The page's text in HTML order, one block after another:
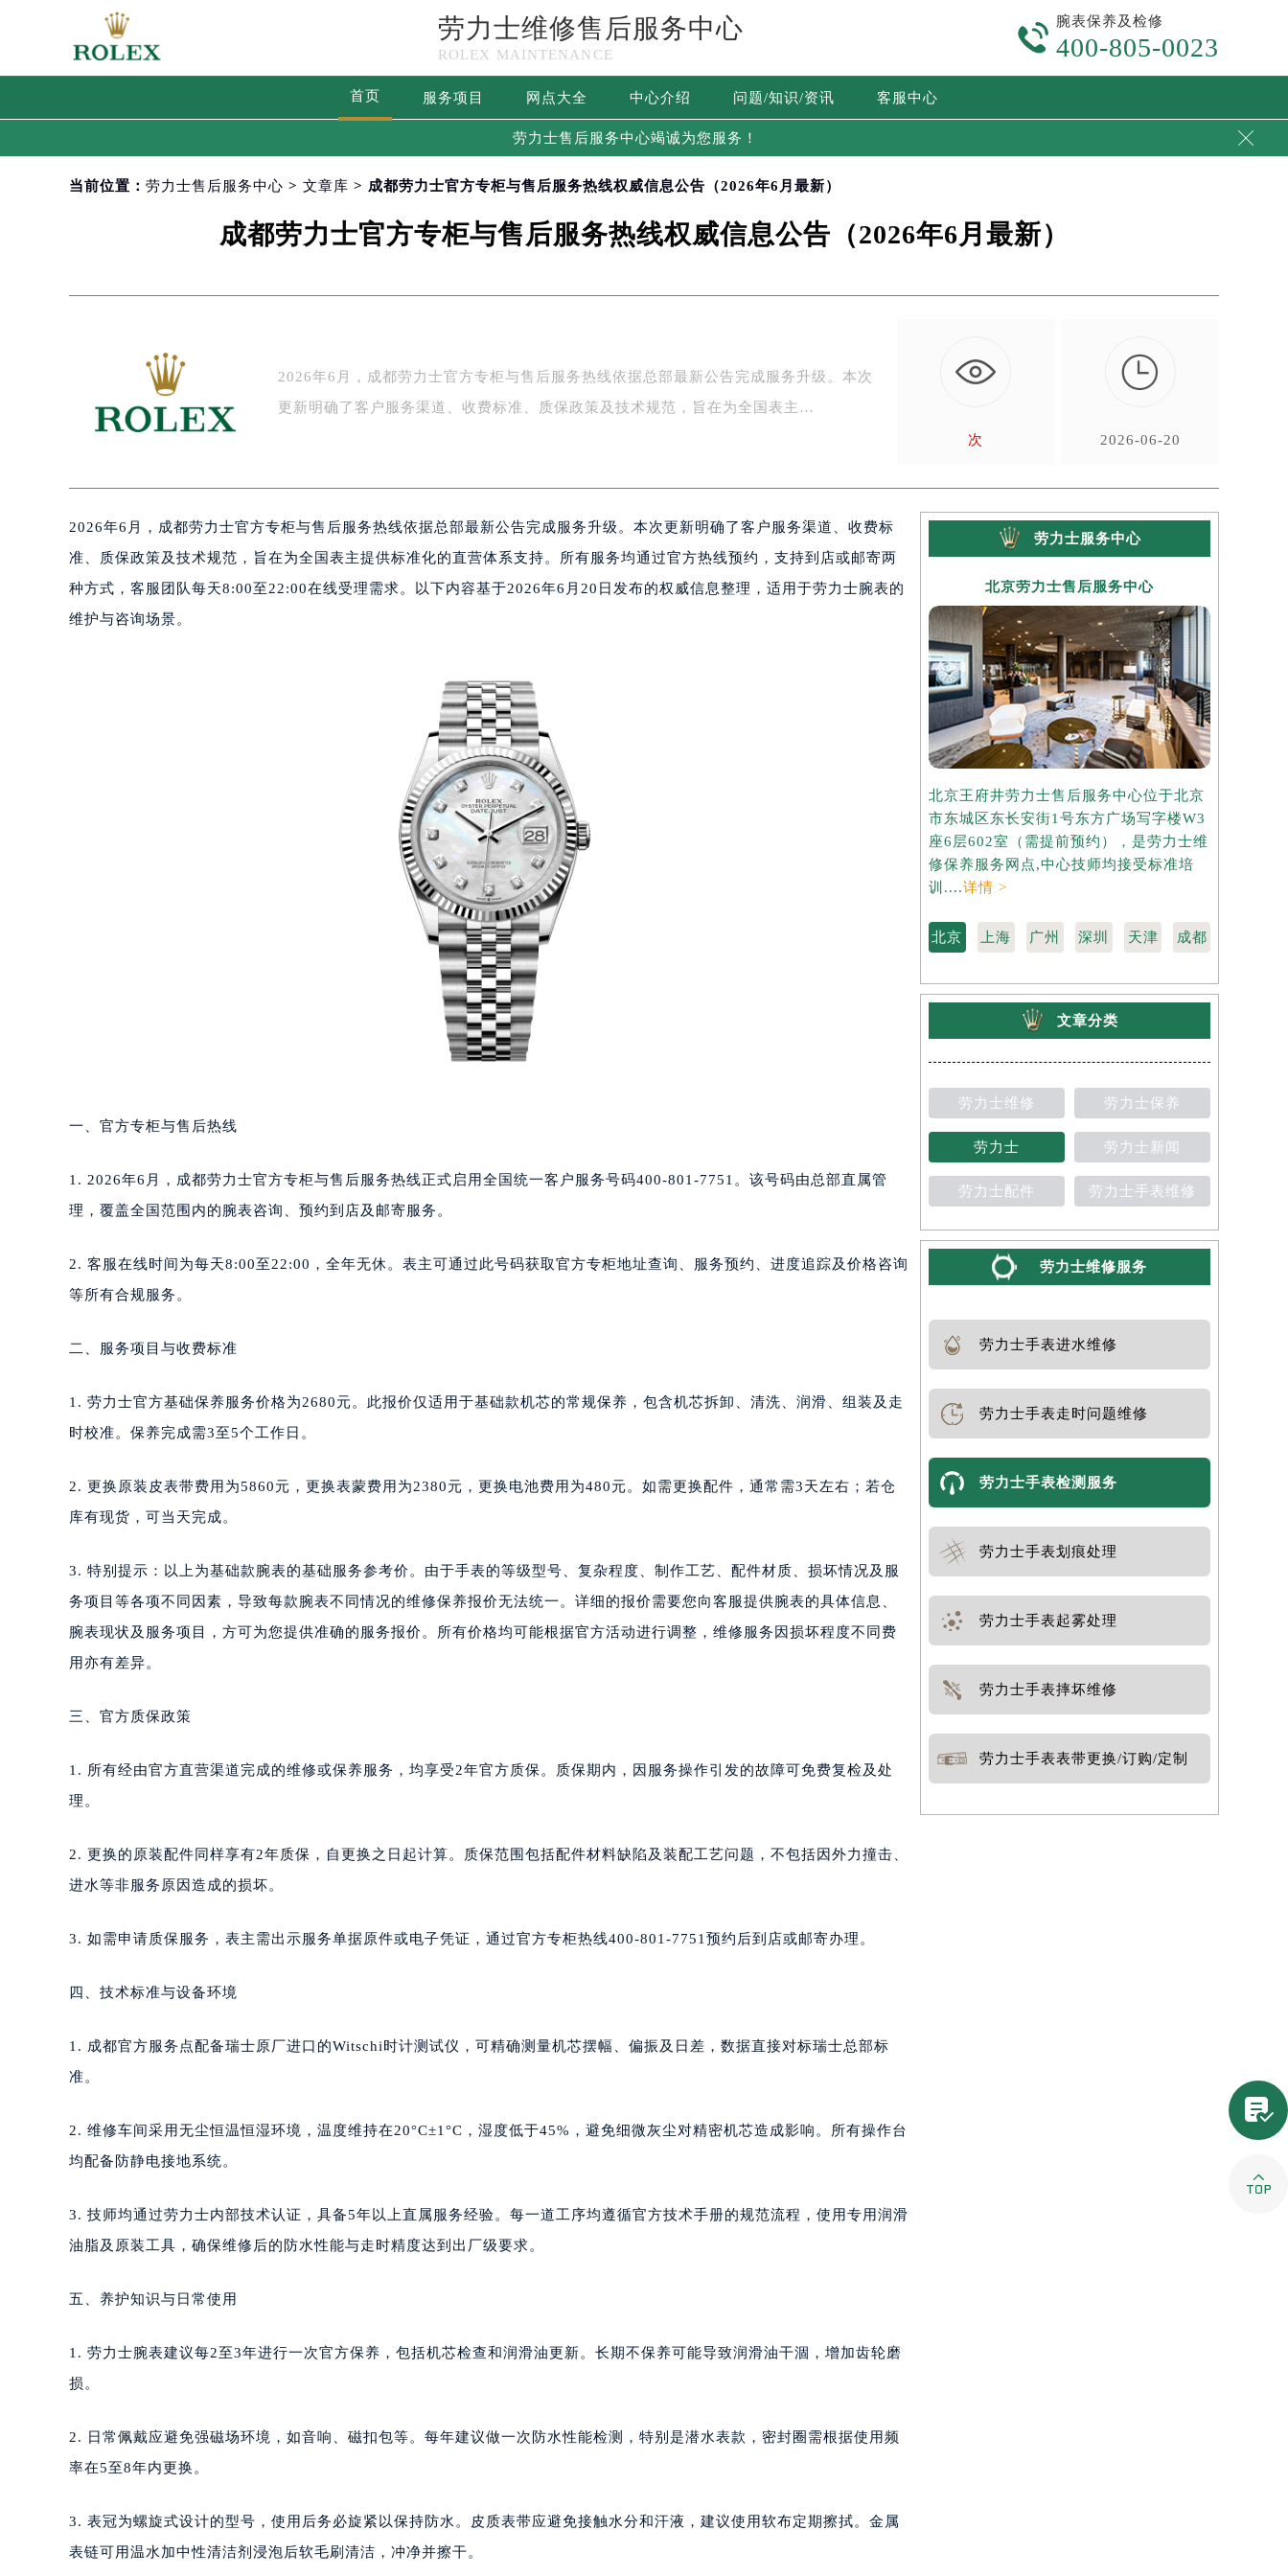
劳力士维修售后服务中心
ROLEX MAINTENANCE

腕表保养及检修
400-805-0023
首页 服务项目 网点大全 中心介绍 问题/知识/资讯 客服中心
劳力士售后服务中心竭诚为您服务！ 
当前位置： 劳力士售后服务中心 > 文章库 > 成都劳力士官方专柜与售后服务热线权威信息公告（2026年6月最新）
成都劳力士官方专柜与售后服务热线权威信息公告（2026年6月最新）
2026年6月，成都劳力士官方专柜与售后服务热线依据总部最新公告完成服务升级。本次
更新明确了客户服务渠道、收费标准、质保政策及技术规范，旨在为全国表主…
次

2026-06-20
2026年6月，成都劳力士官方专柜与售后服务热线依据总部最新公告完成服务升级。本次更新明确了客户服务渠道、收费标
准、质保政策及技术规范，旨在为全国表主提供标准化的直营体系支持。所有服务均通过官方热线预约，支持到店或邮寄两
种方式，客服团队每天8:00至22:00在线受理需求。以下内容基于2026年6月20日发布的权威信息整理，适用于劳力士腕表的
维护与咨询场景。
一、官方专柜与售后热线
1. 2026年6月，成都劳力士官方专柜与售后服务热线正式启用全国统一客户服务号码400-801-7751。该号码由总部直属管
理，覆盖全国范围内的腕表咨询、预约到店及邮寄服务。
2. 客服在线时间为每天8:00至22:00，全年无休。表主可通过此号码获取官方专柜地址查询、服务预约、进度追踪及价格咨询
等所有合规服务。
二、服务项目与收费标准
1. 劳力士官方基础保养服务价格为2680元。此报价仅适用于基础款机芯的常规保养，包含机芯拆卸、清洗、润滑、组装及走
时校准。保养完成需3至5个工作日。
2. 更换原装皮表带费用为5860元，更换表蒙费用为2380元，更换电池费用为480元。如需更换配件，通常需3天左右；若仓
库有现货，可当天完成。
3. 特别提示：以上为基础款腕表的基础服务参考价。由于手表的等级型号、复杂程度、制作工艺、配件材质、损坏情况及服
务项目等各项不同因素，导致每款腕表不同情况的维修保养报价无法统一。详细的报价需要您向客服提供腕表的具体信息、
腕表现状及服务项目，方可为您提供准确的服务报价。所有价格均可能根据官方活动进行调整，维修服务因损坏程度不同费
用亦有差异。
三、官方质保政策
1. 所有经由官方直营渠道完成的维修或保养服务，均享受2年官方质保。质保期内，因服务操作引发的故障可免费复检及处
理。
2. 更换的原装配件同样享有2年质保，自更换之日起计算。质保范围包括配件材料缺陷及装配工艺问题，不包括因外力撞击、
进水等非服务原因造成的损坏。
3. 如需申请质保服务，表主需出示服务单据原件或电子凭证，通过官方专柜热线400-801-7751预约后到店或邮寄办理。
四、技术标准与设备环境
1. 成都官方服务点配备瑞士原厂进口的Witschi时计测试仪，可精确测量机芯摆幅、偏振及日差，数据直接对标瑞士总部标
准。
2. 维修车间采用无尘恒温恒湿环境，温度维持在20°C±1°C，湿度低于45%，避免细微灰尘对精密机芯造成影响。所有操作台
均配备防静电接地系统。
3. 技师均通过劳力士内部技术认证，具备5年以上直属服务经验。每一道工序均遵循官方技术手册的规范流程，使用专用润滑
油脂及原装工具，确保维修后的防水性能与走时精度达到出厂级要求。
五、养护知识与日常使用
1. 劳力士腕表建议每2至3年进行一次官方保养，包括机芯检查和润滑油更新。长期不保养可能导致润滑油干涸，增加齿轮磨
损。
2. 日常佩戴应避免强磁场环境，如音响、磁扣包等。每年建议做一次防水性能检测，特别是潜水表款，密封圈需根据使用频
率在5至8年内更换。
3. 表冠为螺旋式设计的型号，使用后务必旋紧以保持防水。皮质表带应避免接触水分和汗液，建议使用软布定期擦拭。金属
表链可用温水加中性清洁剂浸泡后软毛刷清洁，冲净并擦干。
劳力士服务中心
北京劳力士售后服务中心
北京王府井劳力士售后服务中心位于北京
市东城区东长安街1号东方广场写字楼W3
座6层602室（需提前预约），是劳力士维
修保养服务网点,中心技师均接受标准培
训....详情 >
北京 上海 广州 深圳 天津 成都
文章分类
劳力士维修 劳力士保养
劳力士 劳力士新闻
劳力士配件 劳力士手表维修
劳力士维修服务
劳力士手表进水维修
劳力士手表走时问题维修
劳力士手表检测服务
劳力士手表划痕处理
劳力士手表起雾处理
劳力士手表摔坏维修
劳力士手表表带更换/订购/定制

